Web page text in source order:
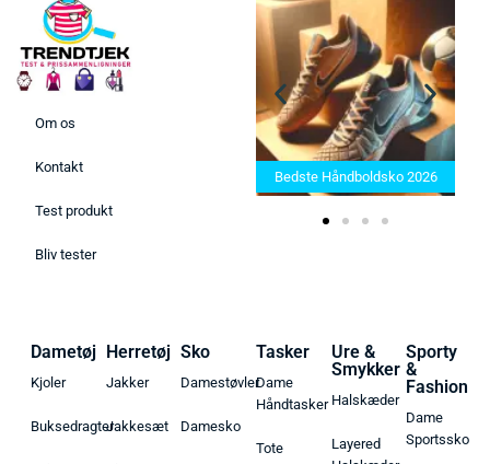
Om os
Kontakt
Test produkt
Bliv tester
Bedste Saunatæppe 2025 –
Find de bedste produkter her!
Bedste Håndboldsko 2026
Dametøj
Kjoler
Buksedragter
Herretøj
Jakker
Jakkesæt
Sko
Damestøvler
Damesko
Tasker
Dame
Håndtasker
Tote
Ure &
Smykker
Halskæder
Layered
Sporty
&
Fashion
Dame
Sportssko